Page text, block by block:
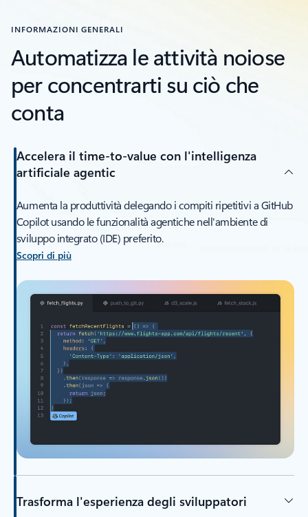
INFORMAZIONI GENERALI
Automatizza le attività noiose
per concentrarti su ciò che
conta
Accelera il time-to-value con l'intelligenza
artificiale agentic
Aumenta la produttività delegando i compiti ripetitivi a GitHub
Copilot usando le funzionalità agentiche nell'ambiente di
sviluppo integrato (IDE) preferito.
Scopri di più
Trasforma l'esperienza degli sviluppatori